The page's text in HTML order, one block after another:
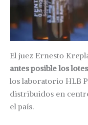
El juez Ernesto
antes posible los
los laboratorio HLB
distribuidos en
el país.